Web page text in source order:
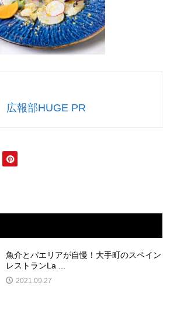
広報部HUGE PR
魚介とパエリアが自慢！大手町のスペイン
レストランLa ...
2021.09.27